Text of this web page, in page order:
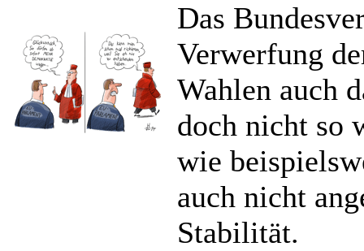
Das
Verwerfung
Wahlen auch
doch nicht so
wie
auch nicht
Stabilität.